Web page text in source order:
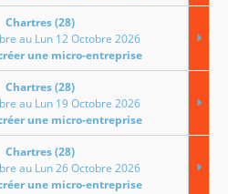
Chartres (28)
au Lun 12 Octobre 2026
une micro-entreprise
Chartres (28)
au Lun 19 Octobre 2026
une micro-entreprise
Chartres (28)
au Lun 26 Octobre 2026
une micro-entreprise